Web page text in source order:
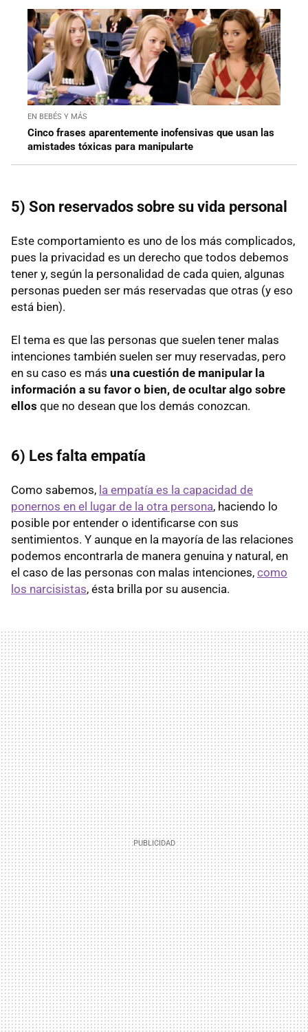
EN BEBÉS Y MÁS
Cinco frases aparentemente inofensivas que usan las
amistades tóxicas para manipularte
5) Son reservados sobre su vida personal
Este comportamiento es uno de los más complicados,
pues la privacidad es un derecho que todos debemos
tener y, según la personalidad de cada quien, algunas
personas pueden ser más reservadas que otras (y eso
está bien).
El tema es que las personas que suelen tener malas
intenciones también suelen ser muy reservadas, pero
en su caso es más una cuestión de manipular la
información a su favor o bien, de ocultar algo sobre
ellos que no desean que los demás conozcan.
6) Les falta empatía
Como sabemos, la empatía es la capacidad de
ponernos en el lugar de la otra persona, haciendo lo
posible por entender o identificarse con sus
sentimientos. Y aunque en la mayoría de las relaciones
podemos encontrarla de manera genuina y natural, en
el caso de las personas con malas intenciones, como
los narcisistas, ésta brilla por su ausencia.